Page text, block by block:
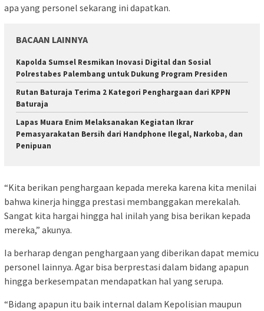
apa yang personel sekarang ini dapatkan.
BACAAN LAINNYA
Kapolda Sumsel Resmikan Inovasi Digital dan Sosial
Polrestabes Palembang untuk Dukung Program Presiden
Rutan Baturaja Terima 2 Kategori Penghargaan dari KPPN
Baturaja
Lapas Muara Enim Melaksanakan Kegiatan Ikrar
Pemasyarakatan Bersih dari Handphone Ilegal, Narkoba, dan
Penipuan
“Kita berikan penghargaan kepada mereka karena kita menilai
bahwa kinerja hingga prestasi membanggakan merekalah.
Sangat kita hargai hingga hal inilah yang bisa berikan kepada
mereka,” akunya.
Ia berharap dengan penghargaan yang diberikan dapat memicu
personel lainnya. Agar bisa berprestasi dalam bidang apapun
hingga berkesempatan mendapatkan hal yang serupa.
“Bidang apapun itu baik internal dalam Kepolisian maupun